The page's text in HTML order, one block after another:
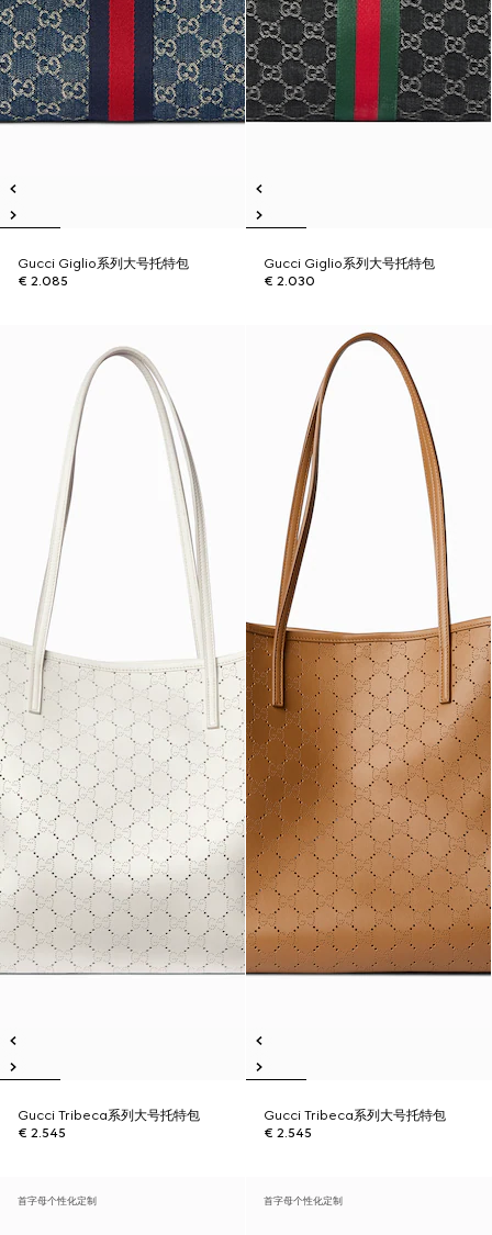
Gucci Giglio系列大号托特包
€ 2.085
Gucci Giglio系列大号托特包
€ 2.030
Gucci Tribeca系列大号托特包
€ 2.545
Gucci Tribeca系列大号托特包
€ 2.545
首字母个性化定制 首字母个性化定制